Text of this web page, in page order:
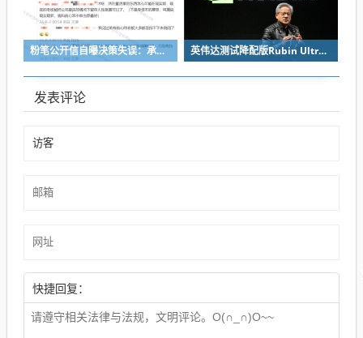
粉笔公开信自曝决策失误：承认鸡贼 蹭热度 舍不得成本想多收钱 英伟达测试降配版Rubin Ultra GPU：HBM短缺下芯片厂商如何破局
发表评论
快捷回复：